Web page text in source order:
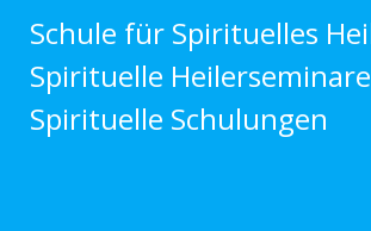
Inhalt
springen
Schule für Spirituelles
Spirituelle
Spirituelle Schulungen